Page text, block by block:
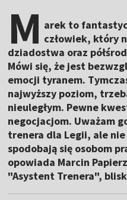
M arek to
człowiek, który
dziadostwa oraz
Mówi się, że jest
emocji tyranem.
najwyższy poziom,
nieuległym. Pewne
negocjacjom. Uważam
trenera dla Legii, ale
spodobają się osobom
opowiada Marcin
"Asystent Trenera",